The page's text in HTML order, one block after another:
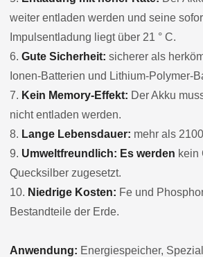
weiter entladen werden und seine
Impulsentladung liegt über 21 ° C.
6. Gute Sicherheit: sicherer als
Ionen-Batterien und Lithium-Polymer-
7. Kein Memory-Effekt: Der Akku
nicht entladen werden.
8. Lange Lebensdauer: mehr als
9. Umweltfreundlich: Es werden kein
Quecksilber zugesetzt.
10. Niedrige Kosten: Fe und
Bestandteile der Erde.
Anwendung: Energiespeicher,